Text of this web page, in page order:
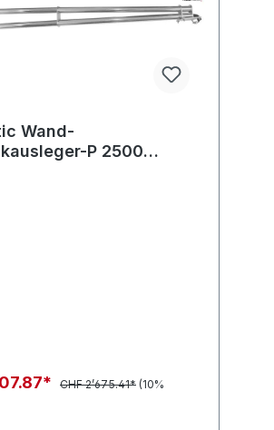
Wand-
P 2500
CHF 2’675.41* (10%